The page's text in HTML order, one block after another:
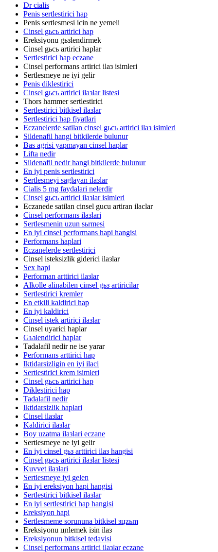
Dr cialis
Penis sertlestirici hap
Penis sertlesmesi icin ne yemeli
Cinsel gьcь artirici hap
Ereksiyonu gьзlendirmek
Cinsel gьcь artirici haplar
Sertlestirici hap eczane
Cinsel performans artirici ilaз isimleri
Sertlesmeye ne iyi gelir
Penis diklestirici
Cinsel gьcь artirici ilaзlar listesi
Thors hammer sertlestirici
Sertlestirici bitkisel ilaзlar
Sertlestirici hap fiyatlari
Eczanelerde satilan cinsel gьcь artirici ilaз isimleri
Sildenafil hangi bitkilerde bulunur
Bas agrisi yapmayan cinsel haplar
Lifta nedir
Sildenafil nedir hangi bitkilerde bulunur
En iyi penis sertlestirici
Sertlesmeyi saglayan ilaзlar
Cialis 5 mg faydalari nelerdir
Cinsel gьcь artirici ilaзlar isimleri
Eczanede satilan cinsel gucu artiran ilaclar
Cinsel performans ilaзlari
Sertlesmenin uzun sьrmesi
En iyi cinsel performans hapi hangisi
Performans haplari
Eczanelerde sertlestirici
Cinsel isteksizlik giderici ilaзlar
Sex hapi
Performan arttirici ilaзlar
Alkolle alinabilen cinsel gьз artiricilar
Sertlestirici kremler
En etkili kaldirici hap
En iyi kaldirici
Cinsel istek artirici ilaзlar
Cinsel uyarici haplar
Gьзlendirici haplar
Tadalafil nedir ne ise yarar
Performans arttirici hap
Iktidarsizligin en iyi ilaci
Sertlestirici krem isimleri
Cinsel gьcь artirici hap
Diklestirici hap
Tadalafil nedir
Iktidarsizlik haplari
Cinsel ilaзlar
Kaldirici ilaзlar
Boy uzatma ilaзlari eczane
Sertlesmeye ne iyi gelir
En iyi cinsel gьз arttirici ilaз hangisi
Cinsel gьcь artirici ilaзlar listesi
Kuvvet ilaзlari
Sertlesmeye iyi gelen
En iyi ereksiyon hapi hangisi
Sertlestirici bitkisel ilaзlar
En iyi sertlestirici hap hangisi
Ereksiyon hapi
Sertlesmeme sorununa bitkisel зцzьm
Ereksiyonu цnlemek iзin ilaз
Ereksiyonun bitkisel tedavisi
Cinsel performans artirici ilaзlar eczane